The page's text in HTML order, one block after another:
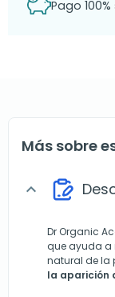
Pago
Más sobre
expand_more
Dr Organic
que ayuda a
natural de la
la aparición